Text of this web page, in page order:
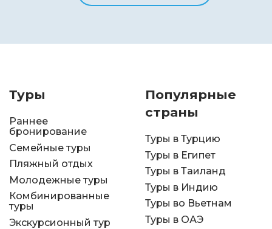
Туры
Раннее
бронирование
Семейные туры
Пляжный отдых
Молодежные туры
Комбинированные
туры
Экскурсионный тур
Популярные
страны
Туры в Турцию
Туры в Египет
Туры в Таиланд
Туры в Индию
Туры во Вьетнам
Туры в ОАЭ